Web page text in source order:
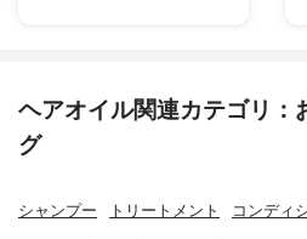
ヘアオイル関連カテゴリ：
グ
シャンプー トリートメント コンディ